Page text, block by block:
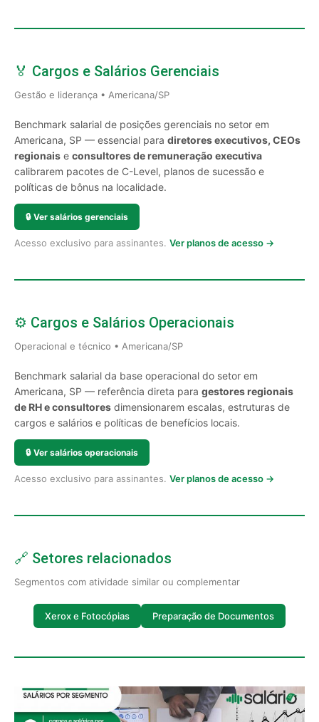
🏅 Cargos e Salários Gerenciais
Gestão e liderança • Americana/SP
Benchmark salarial de posições gerenciais no setor em
Americana, SP — essencial para diretores executivos, CEOs
regionais e consultores de remuneração executiva
calibrarem pacotes de C-Level, planos de sucessão e
políticas de bônus na localidade.
🔒 Ver salários gerenciais
Acesso exclusivo para assinantes. Ver planos de acesso →
⚙️ Cargos e Salários Operacionais
Operacional e técnico • Americana/SP
Benchmark salarial da base operacional do setor em
Americana, SP — referência direta para gestores regionais
de RH e consultores dimensionarem escalas, estruturas de
cargos e salários e políticas de benefícios locais.
🔒 Ver salários operacionais
Acesso exclusivo para assinantes. Ver planos de acesso →
🔗 Setores relacionados
Segmentos com atividade similar ou complementar
Xerox e Fotocópias Preparação de Documentos